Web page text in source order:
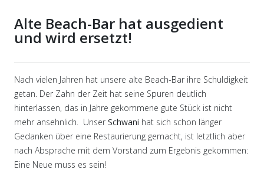
Alte Beach-Bar hat ausgedient
und wird ersetzt!
Nach vielen Jahren hat unsere alte Beach-Bar ihre Schuldigkeit
getan. Der Zahn der Zeit hat seine Spuren deutlich
hinterlassen, das in Jahre gekommene gute Stück ist nicht
mehr ansehnlich. Unser Schwani hat sich schon länger
Gedanken über eine Restaurierung gemacht, ist letztlich aber
nach Absprache mit dem Vorstand zum Ergebnis gekommen:
Eine Neue muss es sein!